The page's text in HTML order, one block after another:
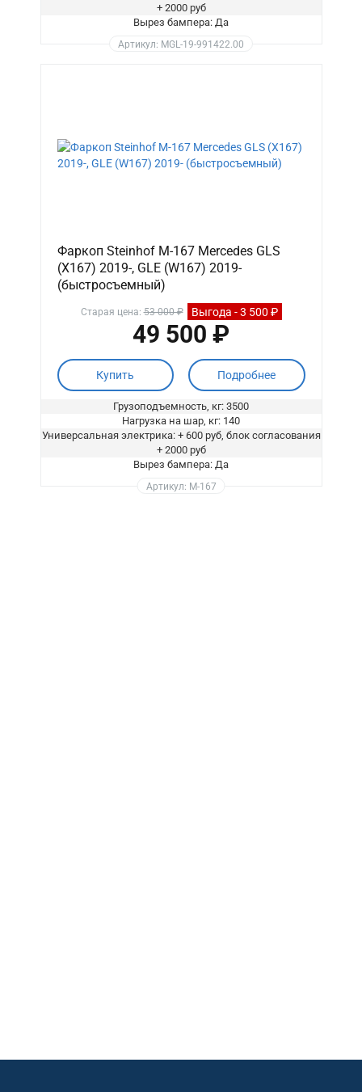
+ 2000 руб
Вырез бампера: Да
Артикул: MGL-19-991422.00
Фаркоп Steinhof M-167 Mercedes GLS
(X167) 2019-, GLE (W167) 2019-
(быстросъемный)
Старая цена:53 000 ₽ Выгода - 3 500 ₽
49 500 ₽
Купить Подробнее
Грузоподъемность, кг: 3500
Нагрузка на шар, кг: 140
Универсальная электрика: + 600 руб, блок согласования
+ 2000 руб
Вырез бампера: Да
Артикул: M-167